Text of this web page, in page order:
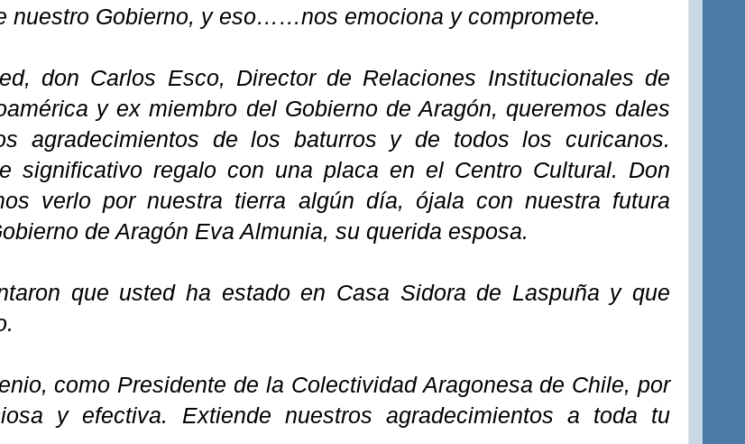
nuestro Gobierno, y eso……nos emociona y compromete.
don Carlos Esco, Director de Relaciones Institucionales de
y ex miembro del Gobierno de Aragón, queremos dales
agradecimientos de los baturros y de todos los curicanos.
significativo regalo con una placa en el Centro Cultural. Don
verlo por nuestra tierra algún día, ójala con nuestra futura
de Aragón Eva Almunia, su querida esposa.
que usted ha estado en Casa Sidora de Laspuña y que
como Presidente de la Colectividad Aragonesa de Chile, por
y efectiva. Extiende nuestros agradecimientos a toda tu